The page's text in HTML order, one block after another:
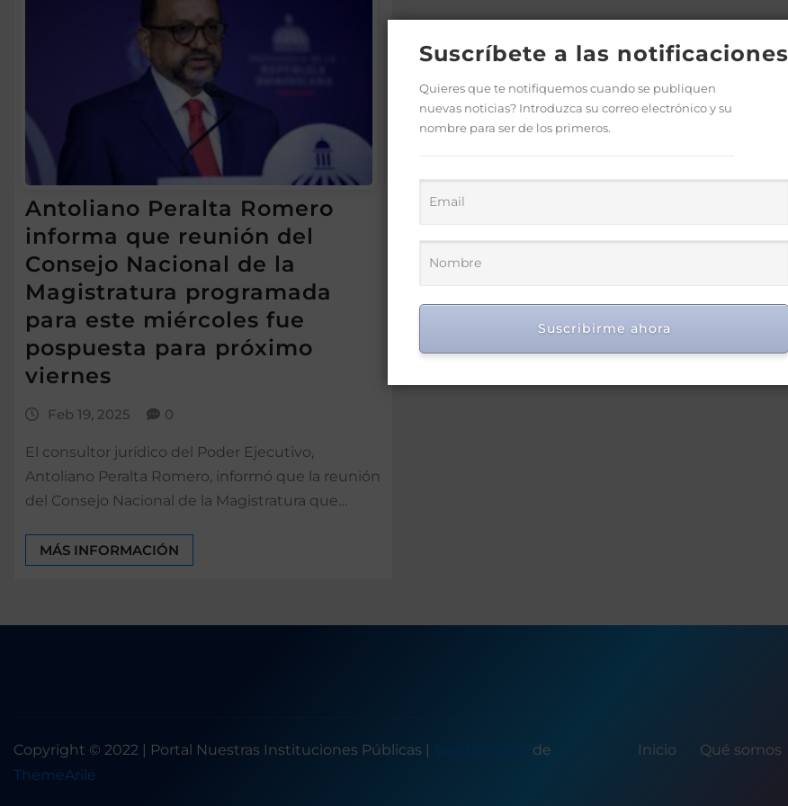
Antoliano Peralta Romero
informa que reunión del
Consejo Nacional de la
Magistratura programada
para este miércoles fue
pospuesta para próximo
viernes
Feb 19, 2025 0
El consultor jurídico del Poder Ejecutivo,
Antoliano Peralta Romero, informó que la reunión
del Consejo Nacional de la Magistratura que…
MÁS INFORMACIÓN
Copyright © 2022 | Portal Nuestras Instituciones Públicas Seattle News
de
ThemeArile
Inicio Qué somos
Suscríbete a las notificaciones
Quieres que te notifiquemos cuando se publiquen
nuevas noticias? Introduzca su correo electrónico y su
nombre para ser de los primeros.
Suscribirme ahora